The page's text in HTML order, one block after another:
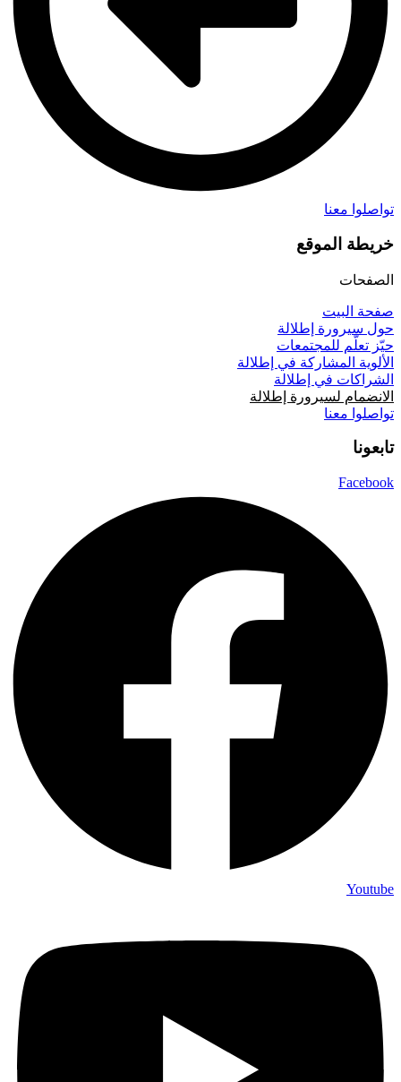
تواصلوا معنا
خريطة الموقع
الصفحات
صفحة البيت
حول سيرورة إطلالة
حيّز تعلّم للمجتمعات
الألوية المشاركة في إطلالة
الشراكات في إطلالة
الانضمام لسيرورة إطلالة
تواصلوا معنا
تابعونا
Facebook
Youtube